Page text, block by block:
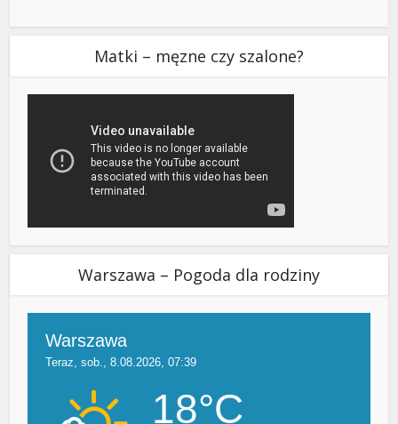
Matki – męzne czy szalone?
Warszawa – Pogoda dla rodziny